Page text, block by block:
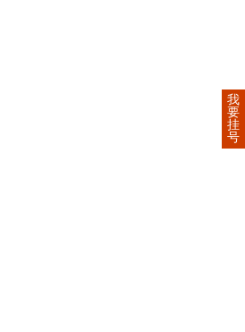
我
要
挂
号